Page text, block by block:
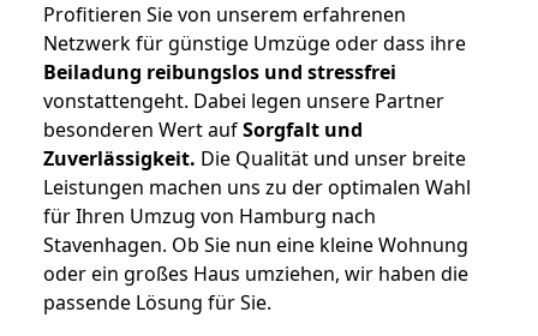
Profitieren Sie von unserem erfahrenen
Netzwerk für günstige Umzüge oder dass ihre
Beiladung reibungslos und stressfrei
vonstattengeht. Dabei legen unsere Partner
besonderen Wert aufSorgfalt und
Zuverlässigkeit. Die Qualität und unser breite
Leistungen machen uns zu der optimalen Wahl
für Ihren Umzug von Hamburg nach
Stavenhagen. Ob Sie nun eine kleine Wohnung
oder ein großes Haus umziehen, wir haben die
passende Lösung für Sie.